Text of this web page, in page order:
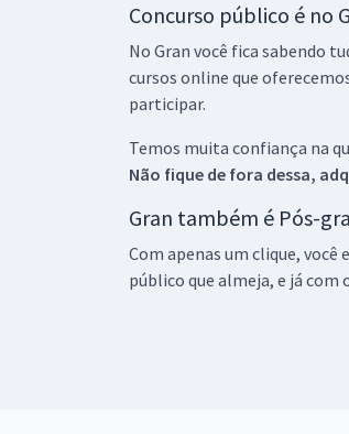
Concurso público é no
No Gran você fica sabendo
cursos online que
participar.
Temos muita confiança na
Não fique de fora dessa,
Gran também é Pós-
Com apenas um clique,
público que almeja, e já com